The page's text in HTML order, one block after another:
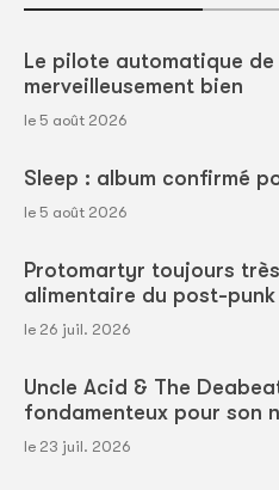
Le pilote automatique
merveilleusement bien
le 5 août 2026
Sleep : album confirmé
le 5 août 2026
Protomartyr toujours
alimentaire du post-punk
le 26 juil. 2026
Uncle Acid & The
fondamenteux pour son
le 23 juil. 2026